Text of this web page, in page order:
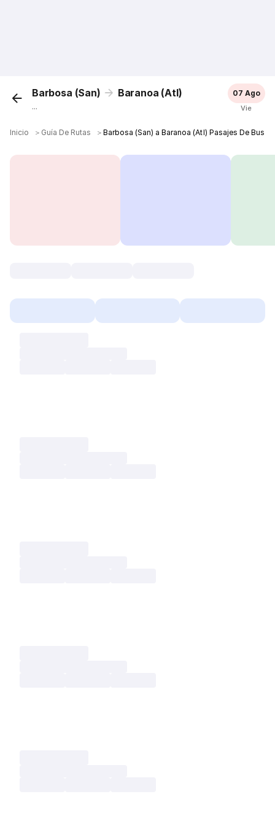
Barbosa (San) Baranoa (Atl)
...
07 Ago
Vie
Inicio ＞ Guía De Rutas ＞Barbosa (San) a Baranoa (Atl) Pasajes De Bus